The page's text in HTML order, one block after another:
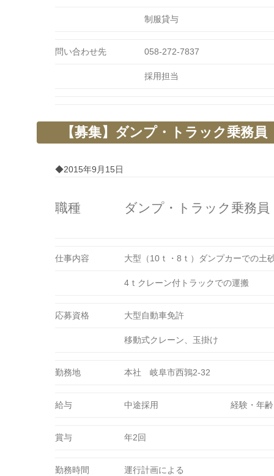
制服貸与
問い合わせ先 058-272-7837
採用担当
【募集】ダンプ・トラック乗務員
◆2015年9月15日
職種 ダンプ・トラック乗務員
仕事内容 大型（10ｔ・8ｔ）ダンプカーでの土
4ｔクレーン付トラックでの運搬
応募資格 大型自動車免許
移動式クレーン、玉掛け
勤務地 本社 岐阜市西鶉2-32
給与 中途採用 経験・年
賞与 年2回
勤務時間 運行計画による